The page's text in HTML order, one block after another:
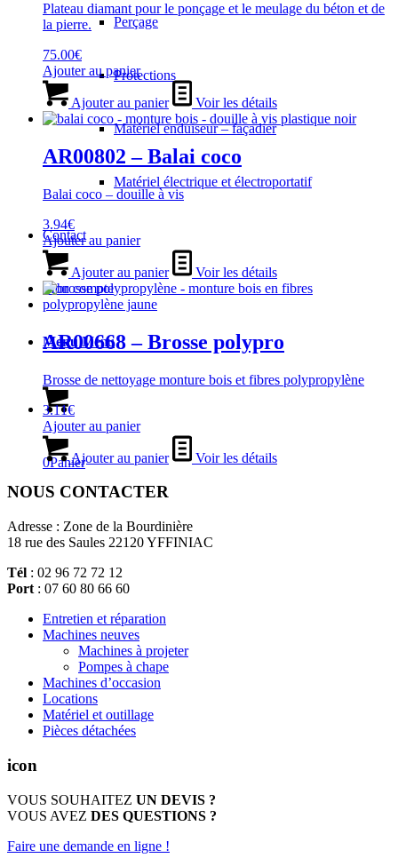
Perçage
Protections
Matériel enduiseur – façadier
Matériel électrique et électroportatif
Contact
Mon compte
Menu Menu
0Panier
Plateau diamant pour le ponçage et le meulage du béton et de
la pierre.
75.00€
Ajouter au panier
Ajouter au panier Voir les détails
AR00802 – Balai coco
Balai coco – douille à vis
3.94€
Ajouter au panier
Ajouter au panier Voir les détails
AR00668 – Brosse polypro
Brosse de nettoyage monture bois et fibres polypropylène
3.11€
Ajouter au panier
Ajouter au panier Voir les détails
NOUS CONTACTER
Adresse : Zone de la Bourdinière
18 rue des Saules 22120 YFFINIAC
Tél : 02 96 72 72 12
Port : 07 60 80 66 60
Entretien et réparation
Machines neuves
Machines à projeter
Pompes à chape
Machines d’occasion
Locations
Matériel et outillage
Pièces détachées
icon
VOUS SOUHAITEZ UN DEVIS ?
VOUS AVEZ DES QUESTIONS ?
Faire une demande en ligne !